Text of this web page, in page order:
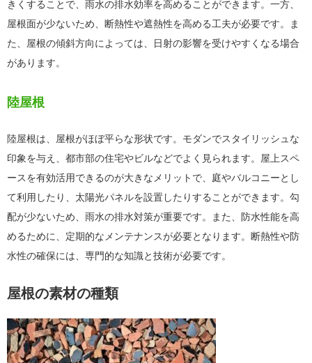
きくすることで、雨水の排水効率を高めることができます。一方、
屋根面が少ないため、断熱性や遮熱性を高める工夫が必要です。ま
た、屋根の傾斜方向によっては、日射の影響を受けやすくなる場合
があります。
陸屋根
陸屋根は、屋根がほぼ平らな形状です。モダンでスタイリッシュな
印象を与え、都市部の住宅やビルなどでよく見られます。屋上スペ
ースを有効活用できるのが大きなメリットで、庭やバルコニーとし
て利用したり、太陽光パネルを設置したりすることができます。勾
配が少ないため、雨水の排水対策が重要です。また、防水性能を高
めるために、定期的なメンテナンスが必要となります。断熱性や防
水性の確保には、専門的な知識と技術が必要です。
屋根の素材の種類